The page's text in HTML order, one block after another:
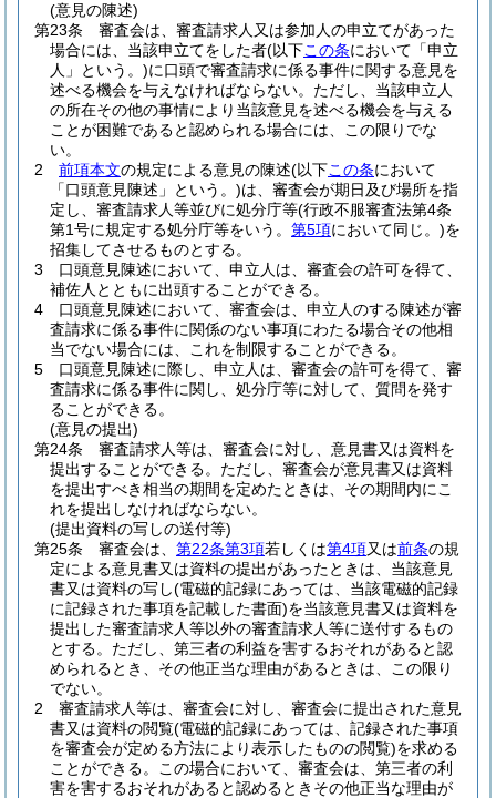
(意見の陳述)
第23条
審査会は、審査請求人又は参加人の申立てがあった
場合には、当該申立てをした者(以下この条において「申立
人」という。)に口頭で審査請求に係る事件に関する意見を
述べる機会を与えなければならない。 ただし、当該申立人
の所在その他の事情により当該意見を述べる機会を与える
ことが困難であると認められる場合には、この限りでな
い。
2
前項本文の規定による意見の陳述(以下この条において
「口頭意見陳述」という。)は、審査会が期日及び場所を指
定し、審査請求人等並びに処分庁等(行政不服審査法第4条
第1号に規定する処分庁等をいう。 第5項において同じ。)を
招集してさせるものとする。
3
口頭意見陳述において、申立人は、審査会の許可を得て、
補佐人とともに出頭することができる。
4
口頭意見陳述において、審査会は、申立人のする陳述が審
査請求に係る事件に関係のない事項にわたる場合その他相
当でない場合には、これを制限することができる。
5
口頭意見陳述に際し、申立人は、審査会の許可を得て、審
査請求に係る事件に関し、処分庁等に対して、質問を発す
ることができる。
(意見の提出)
第24条
審査請求人等は、審査会に対し、意見書又は資料を
提出することができる。 ただし、審査会が意見書又は資料
を提出すべき相当の期間を定めたときは、その期間内にこ
れを提出しなければならない。
(提出資料の写しの送付等)
第25条
審査会は、 第22条第3項若しくは第4項又は前条の規
定による意見書又は資料の提出があったときは、当該意見
書又は資料の写し(電磁的記録にあっては、当該電磁的記録
に記録された事項を記載した書面)を当該意見書又は資料を
提出した審査請求人等以外の審査請求人等に送付するもの
とする。 ただし、第三者の利益を害するおそれがあると認
められるとき、その他正当な理由があるときは、この限り
でない。
2
審査請求人等は、審査会に対し、審査会に提出された意見
書又は資料の閲覧(電磁的記録にあっては、記録された事項
を審査会が定める方法により表示したものの閲覧)を求める
ことができる。
この場合において、審査会は、第三者の利
害を害するおそれがあると認めるときその他正当な理由が